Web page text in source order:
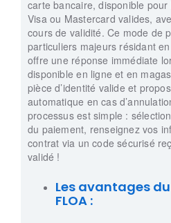
carte bancaire, disponible
Visa ou Mastercard valides,
cours de validité. Ce mode de
particuliers majeurs résidant
offre une réponse immédiate
disponible en ligne et en
pièce d’identité valide et
automatique en cas
processus est simple :
du paiement, renseignez vos
contrat via un code sécurisé
validé !
Les avantages
FLOA :